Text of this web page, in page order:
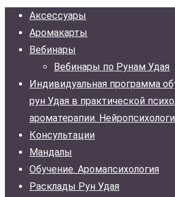
Аксессуары
Аромакарты
Вебинары
Вебинары по Рунам Удая
Индивидуальная программа
рун Удая в практической
ароматерапии.
Консультации
Мандалы
Обучение. Аромапсихология
Расклады Рун Удая